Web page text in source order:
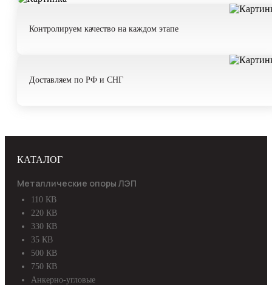
Контролируем качество на каждом этапе
Доставляем по РФ и СНГ
КАТАЛОГ
Металлические опоры ЛЭП
110 КВ
220 КВ
330 КВ
35 КВ
500 КВ
750 КВ
Анкерно-угловые